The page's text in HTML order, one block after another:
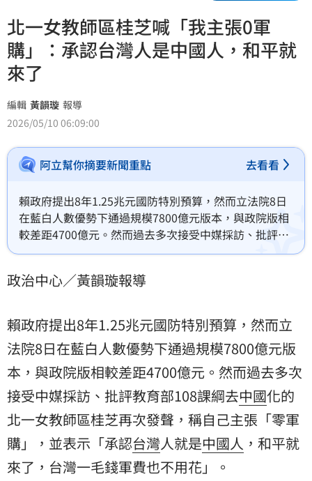
北一女教師區桂芝喊「我主張0軍
購」：承認台灣人是中國人，和平就
來了
編輯 黃韻璇 報導
2026/05/10 06:09:00
阿立幫你摘要新聞重點 去看看
賴政府提出8年1.25兆元國防特別預算，然而立法院8日
在藍白人數優勢下通過規模7800億元版本，與政院版相
較差距4700億元。然而過去多次接受中媒採訪、批評教
育部108課綱去中國化的北一女教師區桂芝再次發聲，
人，和平就來了，台灣一毛錢軍費也不用花」。
政治中心／黃韻璇報導
賴政府提出8年1.25兆元國防特別預算，然而立
法院8日在藍白人數優勢下通過規模7800億元版
本，與政院版相較差距4700億元。然而過去多次
接受中媒採訪、批評教育部108課綱去中國化的
北一女教師區桂芝再次發聲，稱自己主張「零軍
購」，並表示「承認台灣人就是中國人 ，和平就
來了，台灣一毛錢軍費也不用花」。